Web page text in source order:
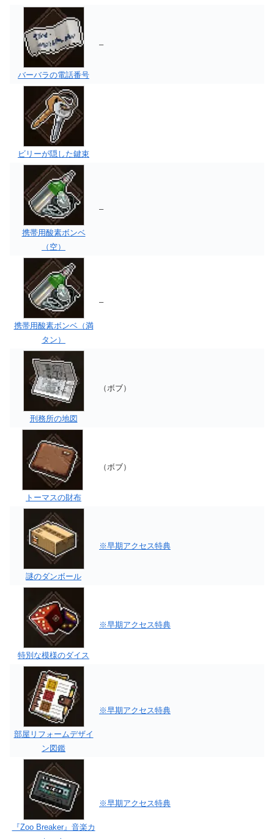
バーバラの電話番号
–
ビリーが隠した鍵束
携帯用酸素ボンベ
（空）
–
携帯用酸素ボンベ（満
タン）
–
刑務所の地図
（ボブ）
トーマスの財布
（ボブ）
謎のダンボール
※早期アクセス特典
特別な模様のダイス
※早期アクセス特典
部屋リフォームデザイ
ン図鑑
※早期アクセス特典
『Zoo Breaker』音楽カ
※早期アクセス特典